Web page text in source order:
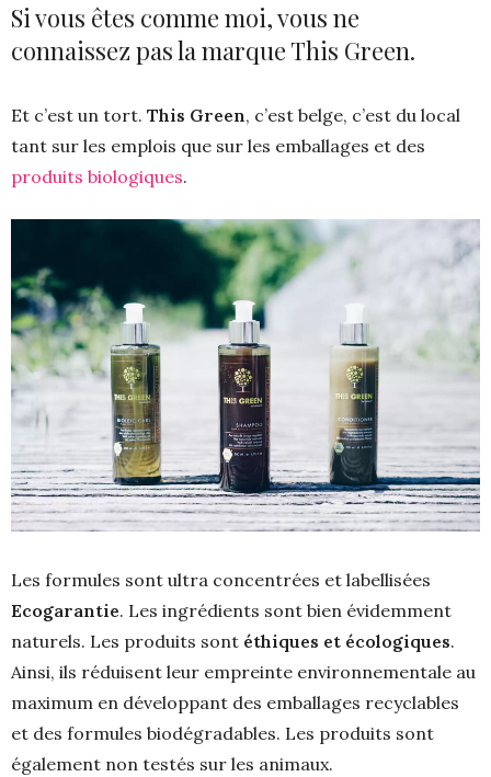
Si vous êtes comme moi, vous ne
connaissez pas la marque This Green.
Et c’est un tort. This Green, c’est belge, c’est du local
tant sur les emplois que sur les emballages et des
produits biologiques.
Les formules sont ultra concentrées et labellisées
Ecogarantie. Les ingrédients sont bien évidemment
naturels. Les produits sont éthiques et écologiques.
Ainsi, ils réduisent leur empreinte environnementale au
maximum en développant des emballages recyclables
et des formules biodégradables. Les produits sont
également non testés sur les animaux.